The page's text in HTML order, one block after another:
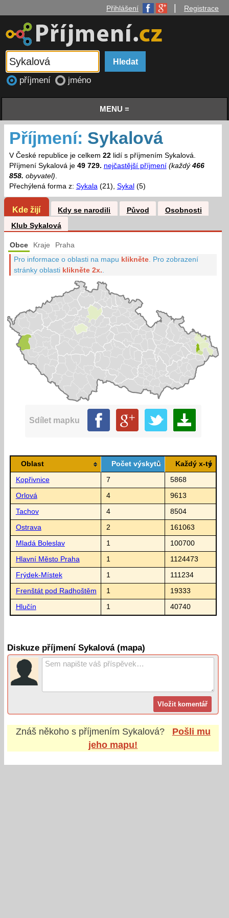
Přihlášení Registrace
příjmení jméno
MENU ≡
Příjmení: Sykalová
V České republice je celkem 22lidí s příjmením Sykalová.
Příjmení Sykalová je 49 729. nejčastější příjmení (každý 466
858. obyvatel).
Přechýlená forma z: Sykala(21), Sykal (5)
Kde žijí Kdy se narodili Původ
Osobnosti
Klub Sykalová
Obce Kraje Praha
Pro informace o oblasti na mapu klikněte Pro zobrazení
stránky oblasti klikněte 2x.
Sdílet mapku
Oblast Počet výskytů Každý x-tý
Kopřivnice 7 5868
Orlová 4 9613
Tachov 4 8504
Ostrava 2 161063
Mladá Boleslav 1 100700
Hlavní Město Praha 1 1124473
Frýdek-Místek 1 111234
Frenštát pod Radhoštěm 1 19333
Hlučín 1 40740
Diskuze příjmení Sykalová (mapa)
Znáš někoho s příjmením Sykalová?
Pošli mu
jeho mapu!